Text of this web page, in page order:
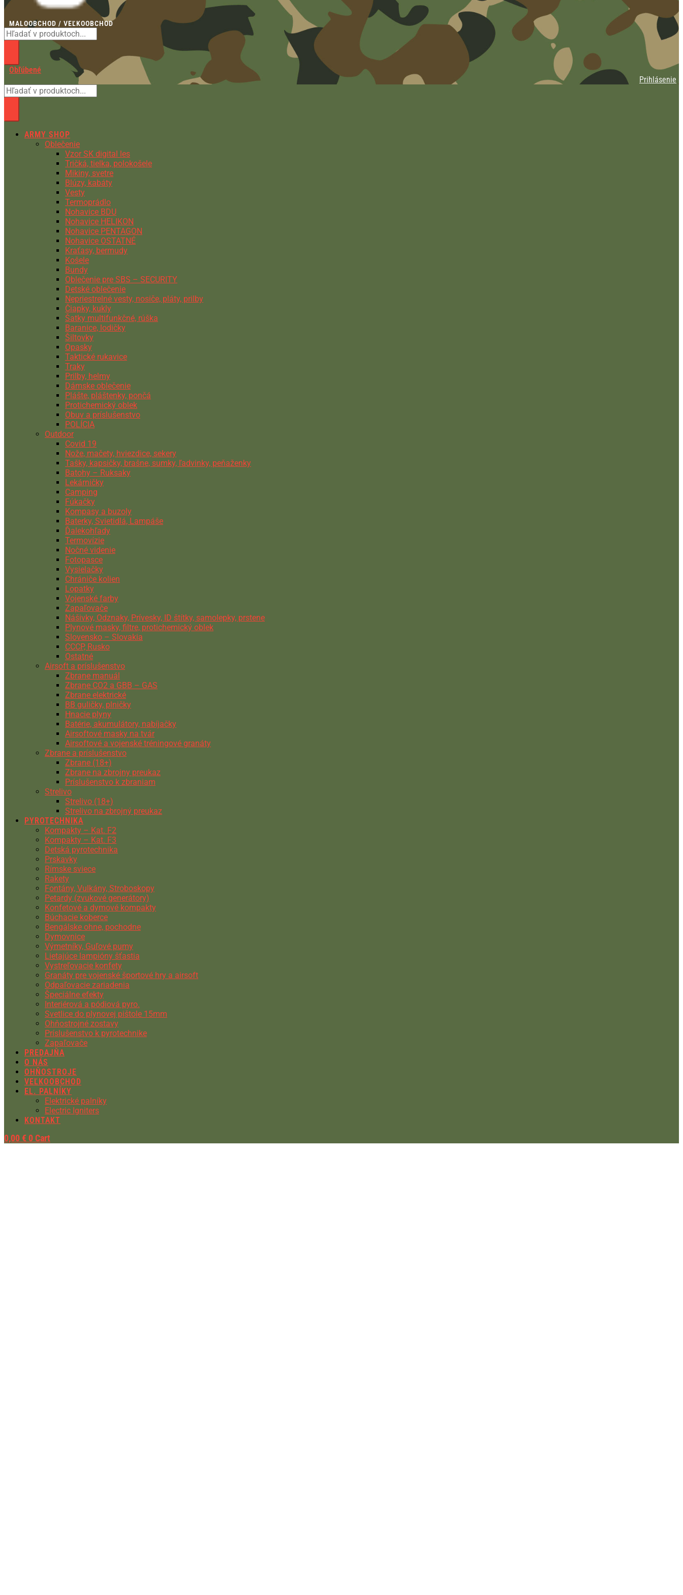
MALOOBCHOD / VEĽKOOBCHOD
Obľúbené
Prihlásenie
ARMY SHOP
Oblečenie
Vzor SK digital les
Tričká, tielka, polokošele
Mikiny, svetre
Blúzy, kabáty
Vesty
Termoprádlo
Nohavice BDU
Nohavice HELIKON
Nohavice PENTAGON
Nohavice OSTATNÉ
Kraťasy, bermudy
Košele
Bundy
Oblečenie pre SBS – SECURITY
Detské oblečenie
Nepriestrelné vesty, nosiče, pláty, prilby
Čiapky, kukly
Šatky multifunkčné, rúška
Baranice, lodičky
Šiltovky
Opasky
Taktické rukavice
Traky
Prilby, helmy
Dámske oblečenie
Plášte, pláštenky, pončá
Protichemický oblek
Obuv a príslušenstvo
POLÍCIA
Outdoor
Covid 19
Nože, mačety, hviezdice, sekery
Tašky, kapsičky, brašne, sumky, ľadvinky, peňaženky
Batohy – Ruksaky
Lekárničky
Camping
Fúkačky
Kompasy a buzoly
Baterky, Svietidlá, Lampáše
Ďalekohľady
Termovízie
Nočné videnie
Fotopasce
Vysielačky
Chrániče kolien
Lopatky
Vojenské farby
Zapaľovače
Nášivky, Odznaky, Prívesky, ID štítky, samolepky, prstene
Plynové masky, filtre, protichemický oblek
Slovensko – Slovakia
CCCP, Rusko
Ostatné
Airsoft a príslušenstvo
Zbrane manuál
Zbrane CO2 a GBB – GAS
Zbrane elektrické
BB guličky, plničky
Hnacie plyny
Batérie, akumulátory, nabíjačky
Airsoftové masky na tvár
Airsoftové a vojenské tréningové granáty
Zbrane a príslušenstvo
Zbrane (18+)
Zbrane na zbrojny preukaz
Príslušenstvo k zbraniam
Strelivo
Strelivo (18+)
Strelivo na zbrojný preukaz
PYROTECHNIKA
Kompakty – Kat. F2
Kompakty – Kat. F3
Detská pyrotechnika
Prskavky
Rímske sviece
Rakety
Fontány, Vulkány, Stroboskopy
Petardy (zvukové generátory)
Konfetové a dymové kompakty
Búchacie koberce
Bengálske ohne, pochodne
Dymovnice
Výmetníky, Guľové pumy
Lietajúce lampióny šťastia
Vystreľovacie konfety
Granáty pre vojenské športové hry a airsoft
Odpaľovacie zariadenia
Špeciálne efekty
Interiérová a pódiová pyro.
Svetlice do plynovej pištole 15mm
Ohňostrojné zostavy
Príslušenstvo k pyrotechnike
Zapaľovače
PREDAJŇA
O NÁS
OHŇOSTROJE
VEĽKOOBCHOD
EL. PALNÍKY
Elektrické palníky
Electric Igniters
KONTAKT
0,00 € 0 Cart